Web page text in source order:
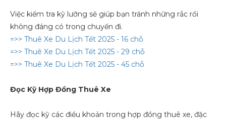
Việc kiểm tra kỹ lưỡng sẽ giúp bạn tránh những rắc rối
không đáng có trong chuyến đi.
=>> Thuê Xe Du Lịch Tết 2025 - 16 chỗ
=>> Thuê Xe Du Lịch Tết 2025 - 29 chỗ
=>> Thuê Xe Du Lịch Tết 2025 - 45 chỗ
Đọc Kỹ Hợp Đồng Thuê Xe
Hãy đọc kỹ các điều khoản trong hợp đồng thuê xe, đặc